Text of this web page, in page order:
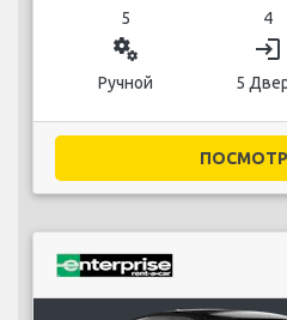
5 4
miscellaneous_services
Ручной
login
5